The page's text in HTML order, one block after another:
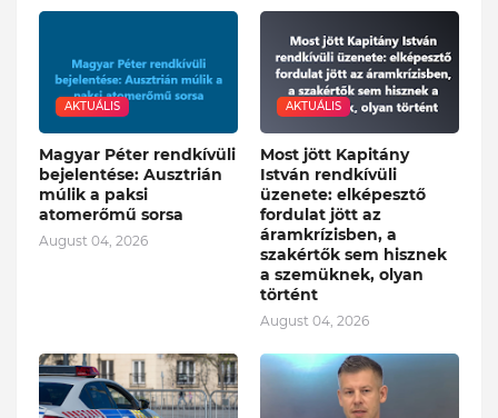
AKTUÁLIS
Magyar Péter rendkívüli
bejelentése: Ausztrián
múlik a paksi
atomerőmű sorsa
August 04, 2026
AKTUÁLIS
Most jött Kapitány
István rendkívüli
üzenete: elképesztő
fordulat jött az
áramkrízisben, a
szakértők sem hisznek
a szemüknek, olyan
történt
August 04, 2026